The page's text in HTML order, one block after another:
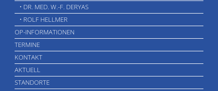
• DR. MED. W.-F. DERYAS
• ROLF HELLMER
OP-INFORMATIONEN
TERMINE
KONTAKT
AKTUELL
STANDORTE